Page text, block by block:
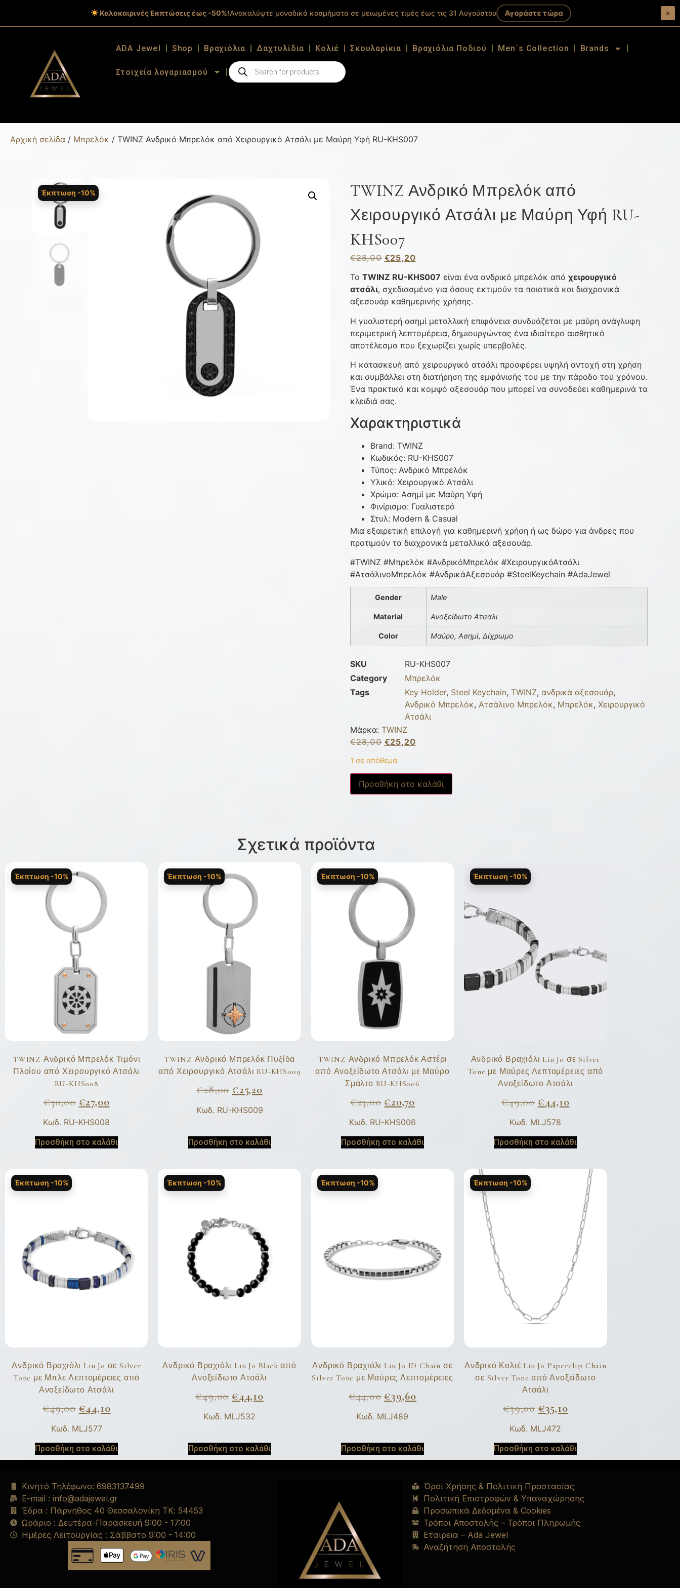
Καλοκαιρινές Εκπτώσεις έως -50%!Ανακαλύψτε μοναδικά κοσμήματα σε μειωμένες τιμές έως τις 31 Αυγούστου. Αγοράστε τώρα ×
ADA Jewel Shop Βραχιόλια Δαχτυλίδια Κολιέ Σκουλαρίκια Βραχιόλια Ποδιού Men΄s Collection Brands
Στοιχεία λογαριασμού
Αρχική σελίδα / Μπρελόκ / TWINZ Ανδρικό Μπρελόκ από Χειρουργικό Ατσάλι με Μαύρη Υφή RU-KHS007
Έκπτωση -10%
TWINZ Ανδρικό Μπρελόκ από
Χειρουργικό Ατσάλι με Μαύρη Υφή RU-
KHS007
€28,00 €25,20
Το TWINZ RU-KHS007 είναι ένα ανδρικό μπρελόκ από χειρουργικό
ατσάλι, σχεδιασμένο για όσους εκτιμούν τα ποιοτικά και διαχρονικά
αξεσουάρ καθημερινής χρήσης.
Η γυαλιστερή ασημί μεταλλική επιφάνεια συνδυάζεται με μαύρη ανάγλυφη
περιμετρική λεπτομέρεια, δημιουργώντας ένα ιδιαίτερο αισθητικό
αποτέλεσμα που ξεχωρίζει χωρίς υπερβολές.
Η κατασκευή από χειρουργικό ατσάλι προσφέρει υψηλή αντοχή στη χρήση
και συμβάλλει στη διατήρηση της εμφάνισής του με την πάροδο του χρόνου.
Ένα πρακτικό και κομψό αξεσουάρ που μπορεί να συνοδεύει καθημερινά τα
κλειδιά σας.
Χαρακτηριστικά
Brand: TWINZ
Κωδικός: RU-KHS007
Τύπος: Ανδρικό Μπρελόκ
Υλικό: Χειρουργικό Ατσάλι
Χρώμα: Ασημί με Μαύρη Υφή
Φινίρισμα: Γυαλιστερό
Στυλ: Modern & Casual
Μια εξαιρετική επιλογή για καθημερινή χρήση ή ως δώρο για άνδρες που
προτιμούν τα διαχρονικά μεταλλικά αξεσουάρ.
#TWINZ #Μπρελόκ #ΑνδρικόΜπρελόκ #ΧειρουργικόΑτσάλι
#ΑτσάλινοΜπρελόκ #ΑνδρικάΑξεσουάρ #SteelKeychain #AdaJewel
Gender Male
Material Ανοξείδωτο Ατσάλι
Color Μαύρο, Ασημί, Δίχρωμο
SKU
RU-KHS007
Category
Μπρελόκ
Tags
Key Holder, Steel Keychain, TWINZ, ανδρικά αξεσουάρ,
Ανδρικό Μπρελόκ, Ατσάλινο Μπρελόκ, Μπρελόκ, Χειρουργικό
Ατσάλι
Μάρκα: TWINZ
€28,00 €25,20
1 σε απόθεμα
Προσθήκη στο καλάθι
Σχετικά προϊόντα
Έκπτωση -10%
TWINZ Ανδρικό Μπρελόκ Τιμόνι
Πλοίου από Χειρουργικό Ατσάλι
RU-KHS008
€30,00 €27,00
Κωδ. RU-KHS008
Προσθήκη στο καλάθι
Έκπτωση -10%
TWINZ Ανδρικό Μπρελόκ Πυξίδα
από Χειρουργικό Ατσάλι RU-KHS009
€28,00 €25,20
Κωδ. RU-KHS009
Προσθήκη στο καλάθι
Έκπτωση -10%
TWINZ Ανδρικό Μπρελόκ Αστέρι
από Ανοξείδωτο Ατσάλι με Μαύρο
Σμάλτο RU-KHS006
€23,00 €20,70
Κωδ. RU-KHS006
Προσθήκη στο καλάθι
Έκπτωση -10%
Ανδρικό Βραχιόλι Liu Jo σε Silver
Tone με Μαύρες Λεπτομέρειες από
Ανοξείδωτο Ατσάλι
€49,00 €44,10
Κωδ. MLJ578
Προσθήκη στο καλάθι
Έκπτωση -10%
Ανδρικό Βραχιόλι Liu Jo σε Silver
Tone με Μπλε Λεπτομέρειες από
Ανοξείδωτο Ατσάλι
€49,00 €44,10
Κωδ. MLJ577
Προσθήκη στο καλάθι
Έκπτωση -10%
Ανδρικό Βραχιόλι Liu Jo Black από
Ανοξείδωτο Ατσάλι
€49,00 €44,10
Κωδ. MLJ532
Προσθήκη στο καλάθι
Έκπτωση -10%
Ανδρικό Βραχιόλι Liu Jo ID Chain σε
Silver Tone με Μαύρες Λεπτομέρειες
€44,00 €39,60
Κωδ. MLJ489
Προσθήκη στο καλάθι
Έκπτωση -10%
Ανδρικό Κολιέ Liu Jo Paperclip Chain
σε Silver Tone από Ανοξείδωτο
Ατσάλι
€39,00 €35,10
Κωδ. MLJ472
Προσθήκη στο καλάθι
Κινητό Τηλέφωνο: 6983137499
E-mail : info@adajewel.gr
Έδρα : Πάρνηθος 40 Θεσσαλονίκη ΤΚ: 54453
Ωράριο : Δευτέρα-Παρασκευή 9:00 - 17:00
Ημέρες Λειτουργίας : Σάββατο 9:00 - 14:00
Όροι Χρήσης & Πολιτική Προστασίας
Πολιτική Επιστροφών & Υπαναχώρησης
Προσωπικά Δεδομένα & Cookies
Τρόποι Αποστολής – Τρόποι Πληρωμής
Εταιρεια – Ada Jewel
Αναζήτηση Αποστολής